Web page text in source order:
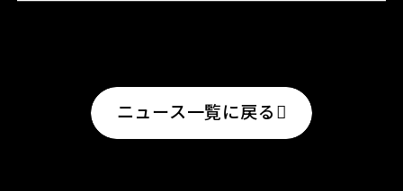
ニュース一覧に戻る